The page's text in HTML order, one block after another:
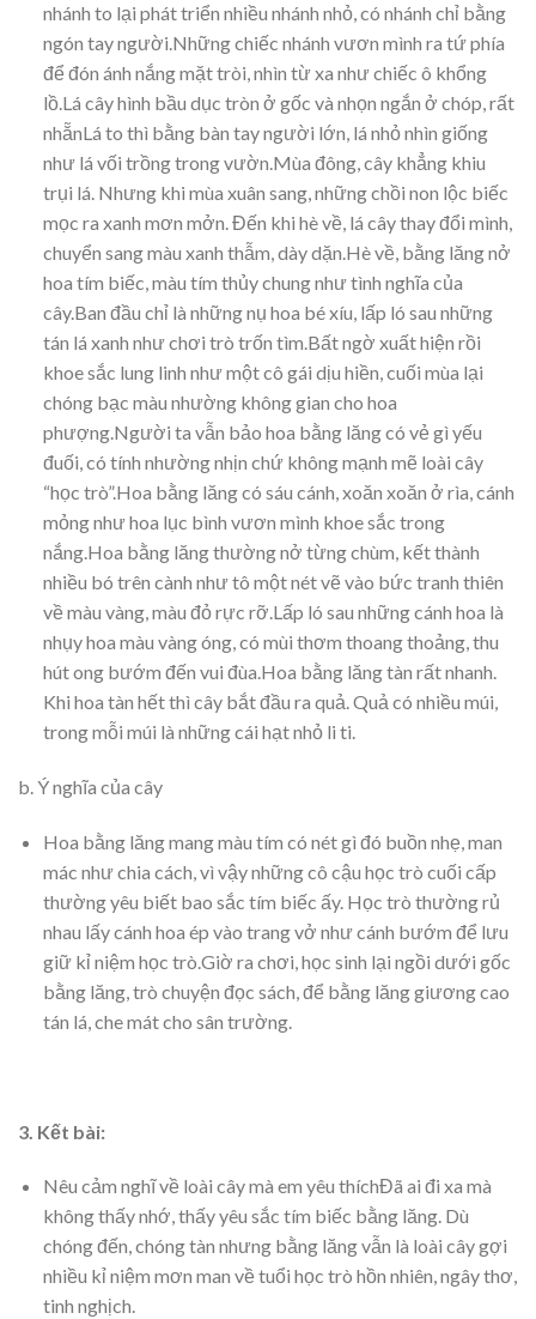
nhánh to lại phát triển nhiều nhánh nhỏ, có nhánh chỉ bằng
ngón tay người.Những chiếc nhánh vươn mình ra tứ phía
để đón ánh nắng mặt tròi, nhìn từ xa như chiếc ô khổng
lồ.Lá cây hình bầu dục tròn ở gốc và nhọn ngắn ở chóp, rất
nhẵnLá to thì bằng bàn tay người lớn, lá nhỏ nhìn giống
như lá vối trồng trong vườn.Mùa đông, cây khẳng khiu
trụi lá. Nhưng khi mùa xuân sang, những chồi non lộc biếc
mọc ra xanh mơn mởn. Đến khi hè về, lá cây thay đổi mình,
chuyển sang màu xanh thẫm, dày dặn.Hè về, bằng lăng nở
hoa tím biếc, màu tím thủy chung như tình nghĩa của
cây.Ban đầu chỉ là những nụ hoa bé xíu, lấp ló sau những
tán lá xanh như chơi trò trốn tìm.Bất ngờ xuất hiện rồi
khoe sắc lung linh như một cô gái dịu hiền, cuối mùa lại
chóng bạc màu nhường không gian cho hoa
phượng.Người ta vẫn bảo hoa bằng lăng có vẻ gì yếu
đuối, có tính nhường nhịn chứ không mạnh mẽ loài cây
“học trò”.Hoa bằng lăng có sáu cánh, xoăn xoăn ở rìa, cánh
mỏng như hoa lục bình vươn mình khoe sắc trong
nắng.Hoa bằng lăng thường nở từng chùm, kết thành
nhiều bó trên cành như tô một nét vẽ vào bức tranh thiên
về màu vàng, màu đỏ rực rỡ.Lấp ló sau những cánh hoa là
nhụy hoa màu vàng óng, có mùi thơm thoang thoảng, thu
hút ong bướm đến vui đùa.Hoa bằng lăng tàn rất nhanh.
Khi hoa tàn hết thì cây bắt đầu ra quả. Quả có nhiều múi,
trong mỗi múi là những cái hạt nhỏ li ti.
b. Ý nghĩa của cây
Hoa bằng lăng mang màu tím có nét gì đó buồn nhẹ, man
mác như chia cách, vì vậy những cô cậu học trò cuối cấp
thường yêu biết bao sắc tím biếc ấy. Học trò thường rủ
nhau lấy cánh hoa ép vào trang vở như cánh bướm để lưu
giữ kỉ niệm học trò.Giờ ra chơi, học sinh lại ngồi dưới gốc
bằng lăng, trò chuyện đọc sách, để bằng lăng giương cao
tán lá, che mát cho sân trường.
3. Kết bài:
Nêu cảm nghĩ về loài cây mà em yêu thíchĐã ai đi xa mà
không thấy nhớ, thấy yêu sắc tím biếc bằng lăng. Dù
chóng đến, chóng tàn nhưng bằng lăng vẫn là loài cây gợi
nhiều kỉ niệm mơn man về tuổi học trò hồn nhiên, ngây thơ,
tinh nghịch.